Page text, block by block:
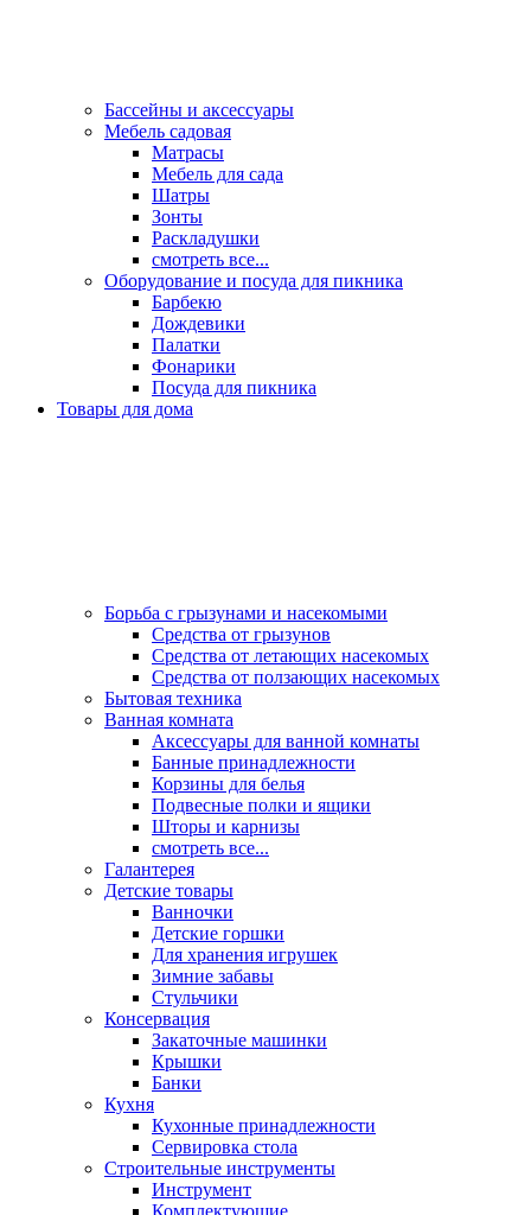
Бассейны и аксессуары
Мебель садовая
Матрасы
Мебель для сада
Шатры
Зонты
Раскладушки
смотреть все...
Оборудование и посуда для пикника
Барбекю
Дождевики
Палатки
Фонарики
Посуда для пикника
Товары для дома
Борьба с грызунами и насекомыми
Средства от грызунов
Средства от летающих насекомых
Средства от ползающих насекомых
Бытовая техника
Ванная комната
Аксессуары для ванной комнаты
Банные принадлежности
Корзины для белья
Подвесные полки и ящики
Шторы и карнизы
смотреть все...
Галантерея
Детские товары
Ванночки
Детские горшки
Для хранения игрушек
Зимние забавы
Стульчики
Консервация
Закаточные машинки
Крышки
Банки
Кухня
Кухонные принадлежности
Сервировка стола
Строительные инструменты
Инструмент
Комплектующие